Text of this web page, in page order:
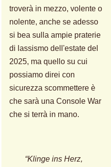
troverà in mezzo, volente o
nolente, anche se adesso
si bea sulla ampie praterie
di lassismo dell'estate del
2025, ma quello su cui
possiamo direi con
sicurezza scommettere è
che sarà una Console War
che si terrà in mano.
“Klinge ins Herz,